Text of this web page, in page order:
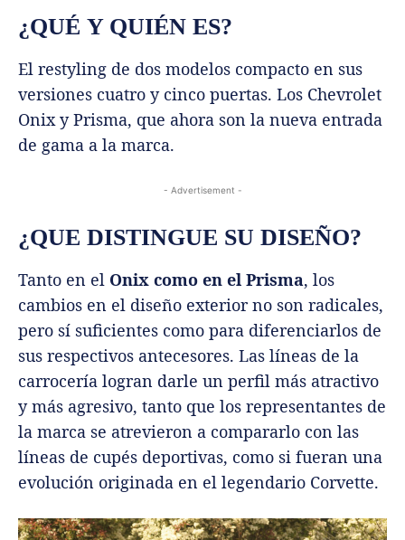
¿QUÉ Y QUIÉN ES?
El restyling de dos modelos compacto en sus
versiones cuatro y cinco puertas. Los Chevrolet
Onix y Prisma, que ahora son la nueva entrada
de gama a la marca.
- Advertisement -
¿QUE DISTINGUE SU DISEÑO?
Tanto en el Onix como en el Prisma, los
cambios en el diseño exterior no son radicales,
pero sí suficientes como para diferenciarlos de
sus respectivos antecesores. Las líneas de la
carrocería logran darle un perfil más atractivo
y más agresivo, tanto que los representantes de
la marca se atrevieron a compararlo con las
líneas de cupés deportivas, como si fueran una
evolución originada en el legendario Corvette.